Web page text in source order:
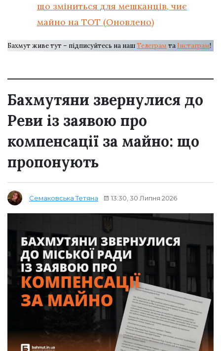
що зміниться для мешканців, чиє
майно на ТОТ (Оновлено)
Бахмут живе тут – підписуйтесь на нашТелеграм та Інстаграм!
Бахмутяни звернулися до
Реви із заявою про
компенсації за майно: що
пропонують
Семаковська Тетяна 13:30, 30 Липня 2026